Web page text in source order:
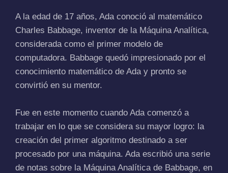
A la edad de 17 años, Ada conoció al matemático
Charles Babbage, inventor de la Máquina Analítica,
considerada como el primer modelo de
computadora. Babbage quedó impresionado por el
conocimiento matemático de Ada y pronto se
convirtió en su mentor.
Fue en este momento cuando Ada comenzó a
trabajar en lo que se considera su mayor logro: la
creación del primer algoritmo destinado a ser
procesado por una máquina. Ada escribió una serie
de notas sobre la Máquina Analítica de Babbage, en